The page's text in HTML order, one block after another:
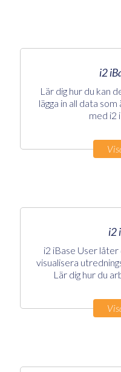
i2
Lär dig hur du kan
lägga in all data
med i2
i2
i2 iBase User låter
visualisera
Lär dig hur du